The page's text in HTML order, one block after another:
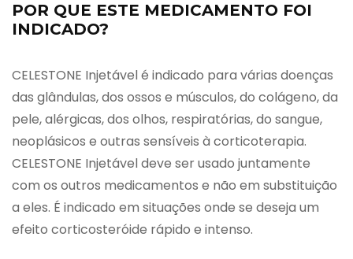
POR QUE ESTE MEDICAMENTO FOI
INDICADO?
CELESTONE Injetável é indicado para várias doenças
das glândulas, dos ossos e músculos, do colágeno, da
pele, alérgicas, dos olhos, respiratórias, do sangue,
neoplásicos e outras sensíveis à corticoterapia.
CELESTONE Injetável deve ser usado juntamente
com os outros medicamentos e não em substituição
a eles. É indicado em situações onde se deseja um
efeito corticosteróide rápido e intenso.